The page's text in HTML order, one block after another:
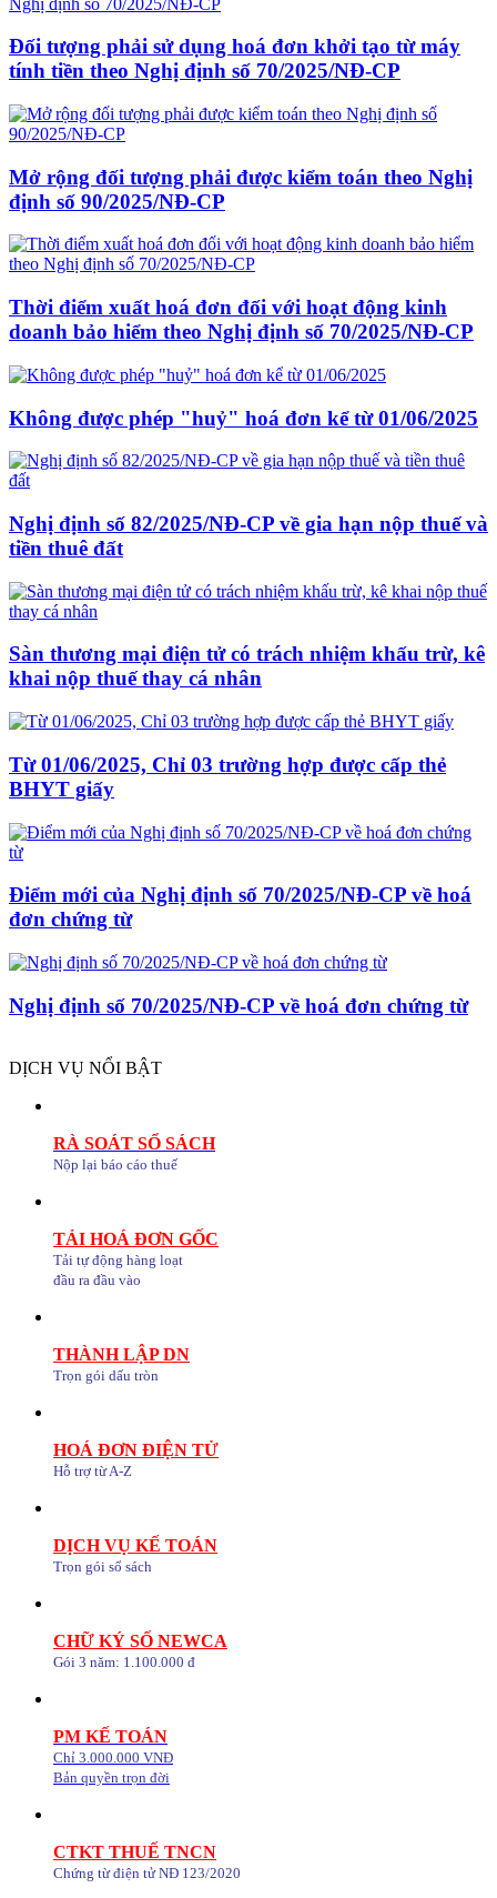
Đối tượng phải sử dụng hoá đơn khởi tạo từ máy
tính tiền theo Nghị định số 70/2025/NĐ-CP
Mở rộng đối tượng phải được kiểm toán theo Nghị
định số 90/2025/NĐ-CP
Thời điểm xuất hoá đơn đối với hoạt động kinh
doanh bảo hiểm theo Nghị định số 70/2025/NĐ-CP
Không được phép "huỷ" hoá đơn kể từ 01/06/2025
Nghị định số 82/2025/NĐ-CP về gia hạn nộp thuế và
tiền thuê đất
Sàn thương mại điện tử có trách nhiệm khấu trừ, kê
khai nộp thuế thay cá nhân
Từ 01/06/2025, Chỉ 03 trường hợp được cấp thẻ
BHYT giấy
Điểm mới của Nghị định số 70/2025/NĐ-CP về hoá
đơn chứng từ
Nghị định số 70/2025/NĐ-CP về hoá đơn chứng từ
DỊCH VỤ NỔI BẬT
RÀ SOÁT SỔ SÁCH
Nộp lại báo cáo thuế
TẢI HOÁ ĐƠN GỐC
Tải tự động hàng loạt
đầu ra đầu vào
THÀNH LẬP DN
Trọn gói dấu tròn
HOÁ ĐƠN ĐIỆN TỬ
Hỗ trợ từ A-Z
DỊCH VỤ KẾ TOÁN
Trọn gói sổ sách
CHỮ KÝ SỐ NEWCA
Gói 3 năm: 1.100.000 đ
PM KẾ TOÁN
Chỉ 3.000.000 VNĐ
Bản quyền trọn đời
CTKT THUẾ TNCN
Chứng từ điện tử NĐ 123/2020